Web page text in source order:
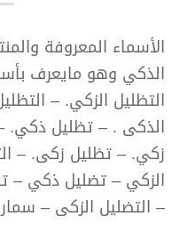
الأسماء المعروفة
الذكي وهو مايعرف
التظليل الزكي. –
الذكى . – تظليل ذكي.
زكي. – تظليل زكى. –
الزكي – تضليل ذكي –
– التضليل الزكى –